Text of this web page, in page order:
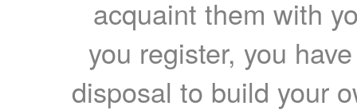
acquaint them with
you register, you
disposal to build your